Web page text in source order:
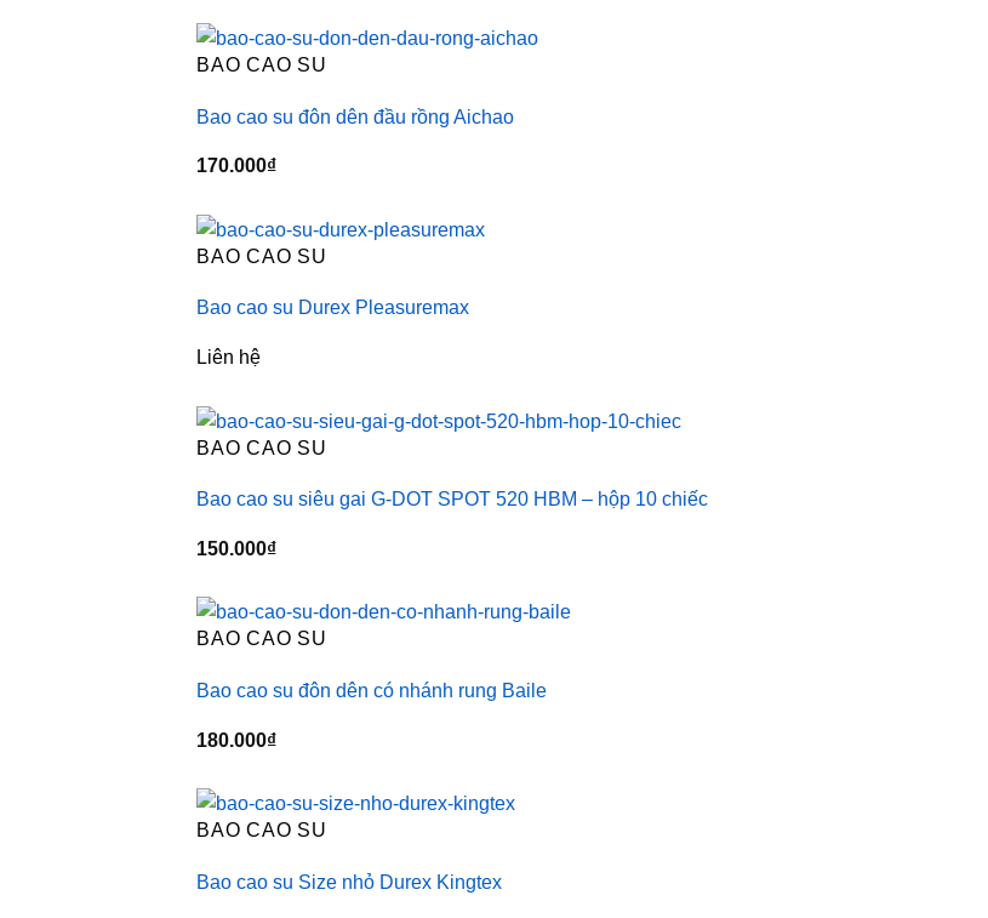
BAO CAO SU
Bao cao su đôn dên đầu rồng Aichao
170.000₫
BAO CAO SU
Bao cao su Durex Pleasuremax
Liên hệ
BAO CAO SU
Bao cao su siêu gai G-DOT SPOT 520 HBM – hộp 10 chiếc
150.000₫
BAO CAO SU
Bao cao su đôn dên có nhánh rung Baile
180.000₫
BAO CAO SU
Bao cao su Size nhỏ Durex Kingtex